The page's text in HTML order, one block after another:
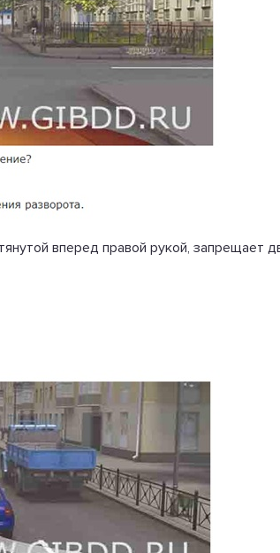
вперед правой рукой, запрещает